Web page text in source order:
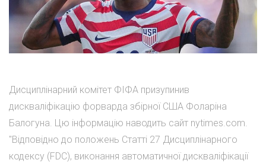
Дисциплінарний комітет ФІФА призупинив
дискваліфікацію форварда збірної США Фоларіна
Балогуна. Цю інформацію наводить сайт nytimes.com.
"Відповідно до положень Статті 27 Дисциплінарного
кодексу (FDC), виконання автоматичної дискваліфікації